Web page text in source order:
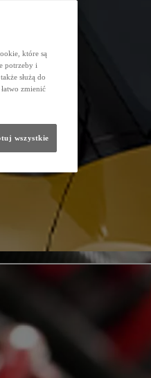
które są
potrzeby i
służą do
zmienić
wszystkie